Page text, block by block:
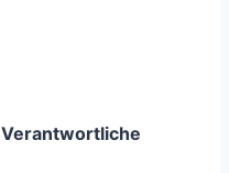
Verantwortliche